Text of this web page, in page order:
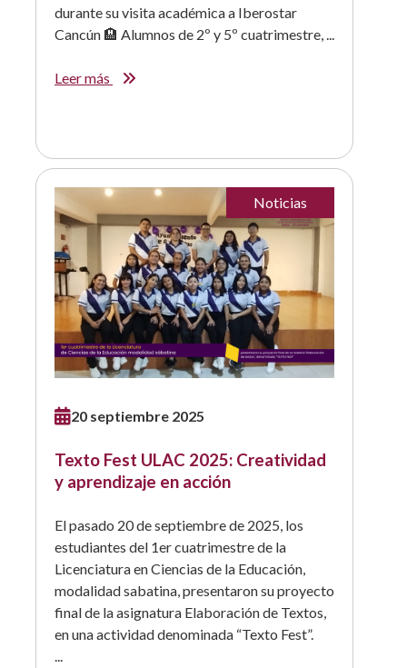
durante su visita académica a Iberostar
Cancún 🏨 Alumnos de 2º y 5º cuatrimestre, ...
Leer más
Noticias
20 septiembre 2025
Texto Fest ULAC 2025: Creatividad
y aprendizaje en acción
El pasado 20 de septiembre de 2025, los
estudiantes del 1er cuatrimestre de la
Licenciatura en Ciencias de la Educación,
modalidad sabatina, presentaron su proyecto
final de la asignatura Elaboración de Textos,
en una actividad denominada “Texto Fest”.
...